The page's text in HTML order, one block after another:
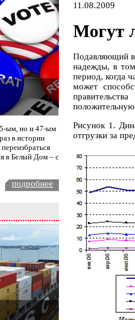
ым, но и 47-ым
в истории
в Белый Дом – с
подробнее
11.08.2009
Могут
Подавляющий
надежды, в том
период, когда
может
положительную
Рисунок 1.
отгрузки за